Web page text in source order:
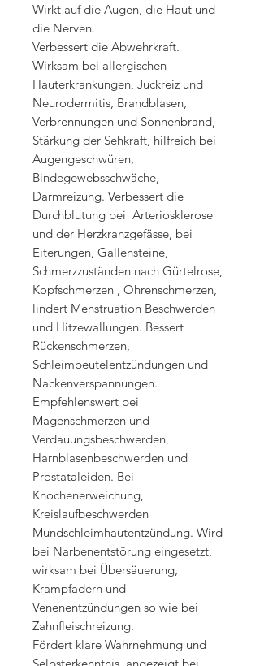
Wirkt auf die Augen, die Haut und
die Nerven.
Verbessert die Abwehrkraft.
Wirksam bei allergischen
Hauterkrankungen, Juckreiz und
Neurodermitis, Brandblasen,
Verbrennungen und Sonnenbrand,
Stärkung der Sehkraft, hilfreich bei
Augengeschwüren,
Bindegewebsschwäche,
Darmreizung. Verbessert die
Durchblutung bei Arteriosklerose
und der Herzkranzgefässe, bei
Eiterungen, Gallensteine,
Schmerzzuständen nach Gürtelrose,
Kopfschmerzen , Ohrenschmerzen,
lindert Menstruation Beschwerden
und Hitzewallungen. Bessert
Rückenschmerzen,
Schleimbeutelentzündungen und
Nackenverspannungen.
Empfehlenswert bei
Magenschmerzen und
Verdauungsbeschwerden,
Harnblasenbeschwerden und
Prostataleiden. Bei
Knochenerweichung,
Kreislaufbeschwerden
Mundschleimhautentzündung. Wird
bei Narbenentstörung eingesetzt,
wirksam bei Übersäuerung,
Krampfadern und
Venenentzündungen so wie bei
Zahnfleischreizung.
Fördert klare Wahrnehmung und
Selbsterkenntnis, angezeigt bei